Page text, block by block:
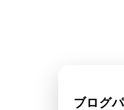
ブログ